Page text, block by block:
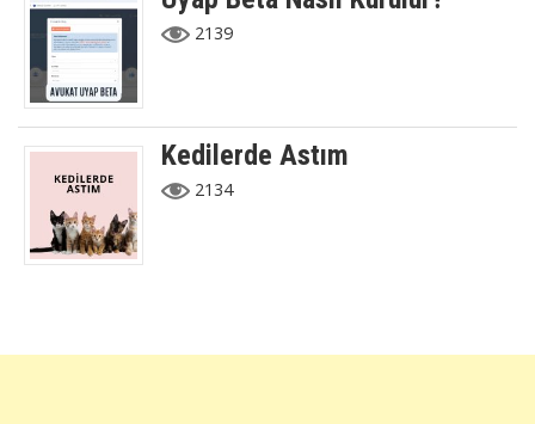
2139
Kedilerde Astım
2134